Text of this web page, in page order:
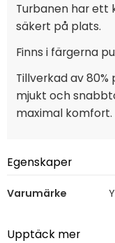
Turbanen har ett
säkert på plats.
Finns i färgerna
Tillverkad av
mjukt och
maximal komfort.
Egenskaper
Varumärke
Upptäck mer